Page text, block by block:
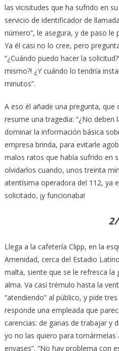
las vicisitudes que ha sufrido en
servicio de identificador de
número”, le asegura, y de paso le
Ya él casi no lo cree, pero
“¿Cuándo puedo hacer la
mismo?! ¿Y cuándo lo tendría
minutos”.
A eso él añade una pregunta, que
resume una tragedia: “¿No deben
dominar la información básica
empresa brinda, para evitarle
malos ratos que había sufrido en
olvidarlos cuando, unos treinta
atentísima operadora del 112, ya
solicitado, ¡y funcionaba!
2/
Llega a la cafetería Clipp, en la
Amenidad, cerca del Estadio
malta, siente que se le refresca la
alma. Va casi trémulo hasta la
“atendiendo” al público, y pide
responde una empleada que
carencias: de ganas de trabajar y
yo no las quiero para tomármelas
envases”. “No hay problema con